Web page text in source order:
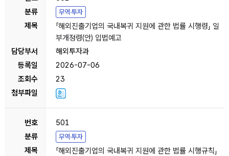
무역·투자
「해외진출기업의 국내복귀 지원에 관한 법률 시행령」 일
부개정령(안) 입법예고
해외투자과
2026-07-06
23
501
무역·투자
「해외진출기업의 국내복귀 지원에 관한 법률 시행규칙」